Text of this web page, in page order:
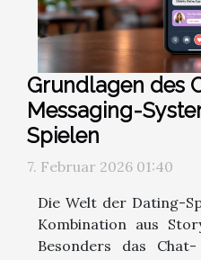
Grundlagen des
Messaging-
Spielen
7. Februar 2026 01:40
Die Welt der Dating-
Kombination aus
Besonders das